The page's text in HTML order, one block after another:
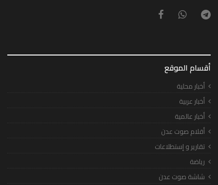
أقسام الموقع
أخبار محلية
أخبار عربية
أخبار عالمية
أقلام صوت عدن
تقارير و إستطلاعات
رياضة
شاشة صوت عدن